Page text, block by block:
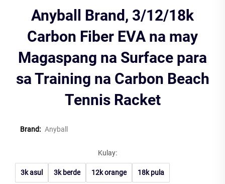
Anyball Brand, 3/12/18k
Carbon Fiber EVA na may
Magaspang na Surface para
sa Training na Carbon Beach
Tennis Racket
Brand: Anyball
Kulay:
3k asul 3k berde 12k orange 18k pula